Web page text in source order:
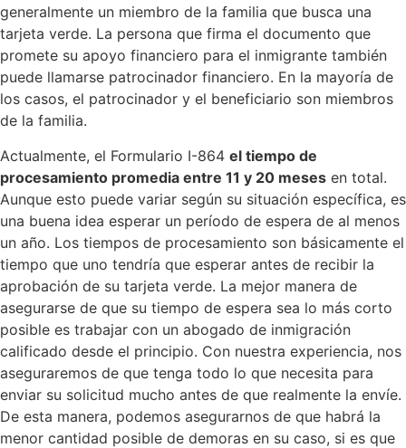
generalmente un miembro de la familia que busca una
tarjeta verde. La persona que firma el documento que
promete su apoyo financiero para el inmigrante también
puede llamarse patrocinador financiero. En la mayoría de
los casos, el patrocinador y el beneficiario son miembros
de la familia.
Actualmente, el Formulario I-864 el tiempo de
procesamiento promedia entre 11 y 20 meses en total.
Aunque esto puede variar según su situación específica, es
una buena idea esperar un período de espera de al menos
un año. Los tiempos de procesamiento son básicamente el
tiempo que uno tendría que esperar antes de recibir la
aprobación de su tarjeta verde. La mejor manera de
asegurarse de que su tiempo de espera sea lo más corto
posible es trabajar con un abogado de inmigración
calificado desde el principio. Con nuestra experiencia, nos
aseguraremos de que tenga todo lo que necesita para
enviar su solicitud mucho antes de que realmente la envíe.
De esta manera, podemos asegurarnos de que habrá la
menor cantidad posible de demoras en su caso, si es que